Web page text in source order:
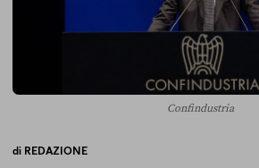
Confindustria
di REDAZIONE